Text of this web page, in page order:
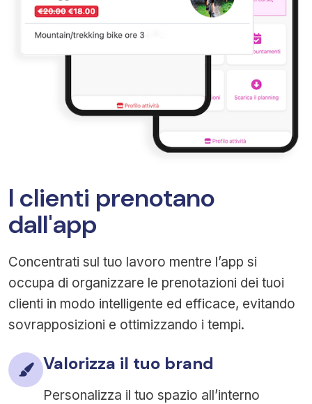
I clienti prenotano
dall'app
Concentrati sul tuo lavoro mentre l’app si
occupa di organizzare le prenotazioni dei tuoi
clienti in modo intelligente ed efficace, evitando
sovrapposizioni e ottimizzando i tempi.
Valorizza il tuo brand
Personalizza il tuo spazio all’interno